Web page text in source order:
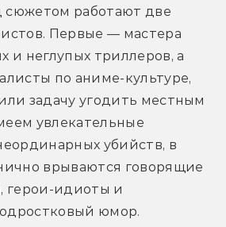
сюжетом работают две
Первые — мастера
и неглупых триллеров, а
по аниме-культуре,
задачу угодить местным
увлекательные
убийств, в
врываются говорящие
герои-идиоты и
юмор.